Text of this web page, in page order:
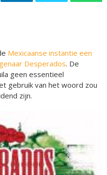
Mexicaanse instantie een
Desperados. De
geen essentieel
gebruik van het woord zou
zijn.